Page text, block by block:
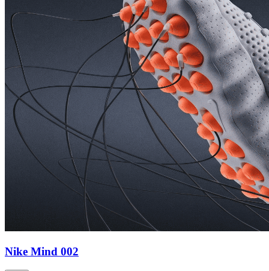
Nike Mind 002